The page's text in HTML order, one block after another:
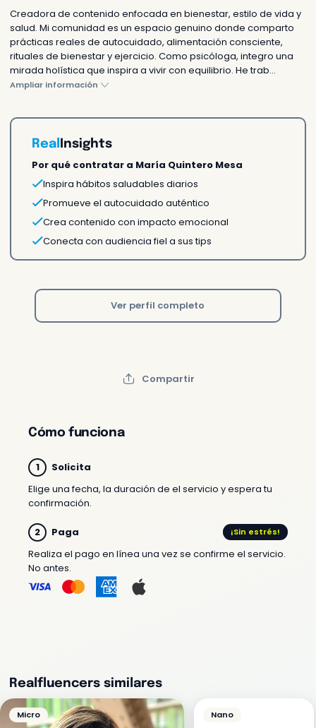
¿Prefieres que te ayudemos?
agentes
Sorprende a alguien
Enviar como un regalo
Una sorpresa única e
inolvidable
Compartir
Cómo funciona
Solicita
Elige una fecha, la duración de el servicio y espera tu
confirmación.
Paga ¡Sin estrés!
Realiza el pago en línea una vez se confirme el servicio.
No antes.
Creadora de contenido enfocada en bienestar, estilo de vida y
salud. Mi comunidad es un espacio genuino donde comparto
prácticas reales de autocuidado, alimentación consciente,
rituales de bienestar y ejercicio. Como psicóloga, integro una
mirada holística que inspira a vivir con equilibrio. He trab...
Ampliar información
Real Insights
Por qué contratar a María Quintero Mesa
Inspira hábitos saludables diarios
Promueve el autocuidado auténtico
Crea contenido con impacto emocional
Conecta con audiencia fiel a sus tips
Ver perfil completo
Realfluencers similares
Micro Nano